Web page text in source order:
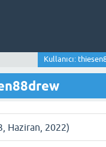
Kullanıcı:
Haziran, 2022)